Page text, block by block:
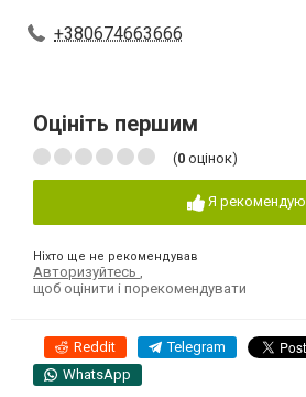
+380674663666
Оцініть першим
(0 оцінок)
Я рекомендую
Ніхто ще не рекомендував
Авторизуйтесь
щоб оцінити і порекомендувати
Reddit Telegram
WhatsApp